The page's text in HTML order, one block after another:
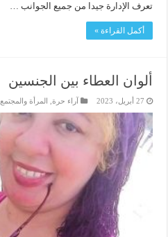
تعرف الإدارة جيدا من جميع الجوانب …
أكمل القراءة »
ألوان العطاء بين الجنسين
27 أبريل، 2023 آراء حرة المرأة والمجتمع